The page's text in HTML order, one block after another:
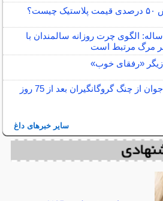
پژوهش ۱۹ ساله: الگوی چرت روزانه سالمندان با
مرگ مرتبط است
«رفقای خوب»
رهایی پسر جوان از چنگ گروگانگیران بعد از 75 روز
سایر خبرهای داغ